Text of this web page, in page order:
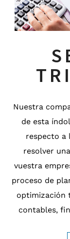
Nuestra
de esta
respecto a
resolver
vuestra
proceso de
optimización
contables,